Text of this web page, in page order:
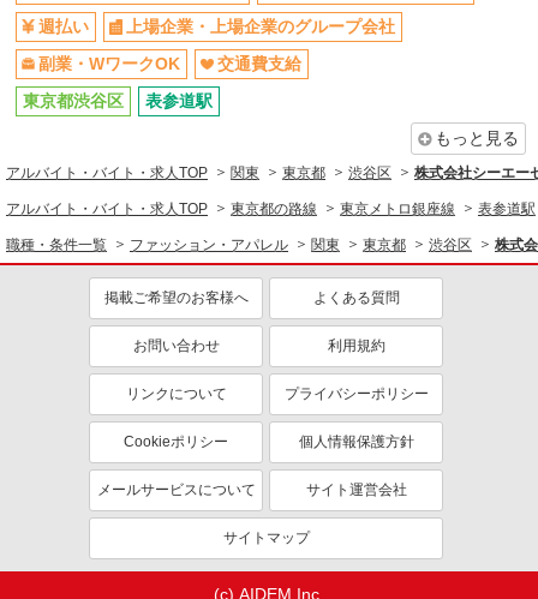
販売スタッフ
［アルバイト］時給1,230円〜（昇給制度あ
り）
東京都渋谷区神宮前六丁目31番21号 東急プ
ラザ原宿 ハラカド ONE PIECE MUGIWARA
キープ 詳細を見る
YUBUNE 東急プラザ原宿「ハラカド」店
化粧品の接客販売、企画スタッフ
［契約社員］月給220,000円 ※経験・能力によ
り優遇します。
東京都渋谷区神宮前六丁目31番21号 東急プ
ラザ原宿 ハラカド
キープ 詳細を見る
パート
シャン・ド・エルブ
コスメ・ファッション雑貨の販売スタッフ
［アルバイト］ 〔１〕時給1,315円〜1,375
円 ※1日7時間〜勤務の方 〔２〕時給1,275円
週払い
上場企業・上場企業のグループ会社
副業・WワークOK
交通費支給
東京都渋谷区
表参道駅
もっと見る
アルバイト・バイト・求人TOP 関東 東京都 渋谷区 株式会社シーエー
アルバイト・バイト・求人TOP 東京都の路線 東京メトロ銀座線 表参道駅
職種・条件一覧 ファッション・アパレル 関東 東京都 渋谷区 株式
掲載ご希望のお客様へ よくある質問
お問い合わせ 利用規約
リンクについて プライバシーポリシー
Cookieポリシー 個人情報保護方針
メールサービスについて サイト運営会社
サイトマップ
(c) AIDEM Inc.